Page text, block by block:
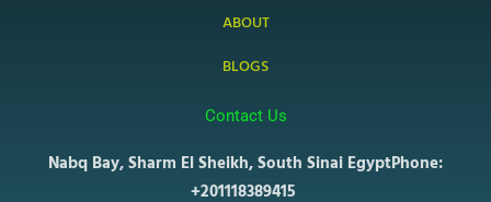
ABOUT
BLOGS
Contact Us
Nabq Bay, Sharm El Sheikh, South Sinai EgyptPhone:
+201118389415